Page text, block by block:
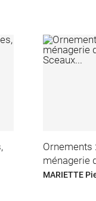
Ornements
ménagerie
MARIETTE